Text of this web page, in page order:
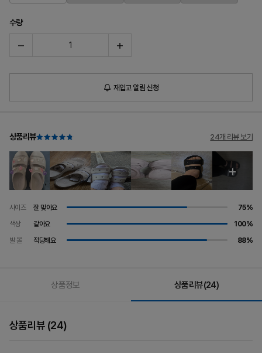
수량
재입고 알림 신청
상품리뷰 24개 리뷰 보기
사이즈 잘 맞아요
75%
색상
같아요
100%
발 볼
적당해요 88%
상품정보 상품리뷰(24)
상품리뷰 (24)